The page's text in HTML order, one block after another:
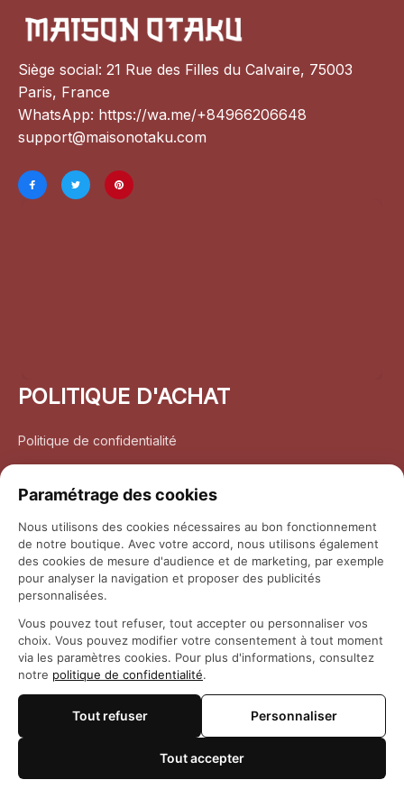
Siège social: 21 Rue des Filles du Calvaire, 75003
Paris, France
WhatsApp: https://wa.me/+84966206648
support@maisonotaku.com
POLITIQUE D'ACHAT
Politique de confidentialité
Politique de retour et remboursement
Coordonnées
Questions fréquemment posées
© 2026 Maison Otaku
Paramétrage des cookies
Nous utilisons des cookies nécessaires au bon fonctionnement
de notre boutique. Avec votre accord, nous utilisons également
des cookies de mesure d'audience et de marketing, par exemple
pour analyser la navigation et proposer des publicités
personnalisées.
Vous pouvez tout refuser, tout accepter ou personnaliser vos
choix. Vous pouvez modifier votre consentement à tout moment
via les paramètres cookies. Pour plus d'informations, consultez
notre politique de confidentialité.
Tout refuser Personnaliser
Tout accepter